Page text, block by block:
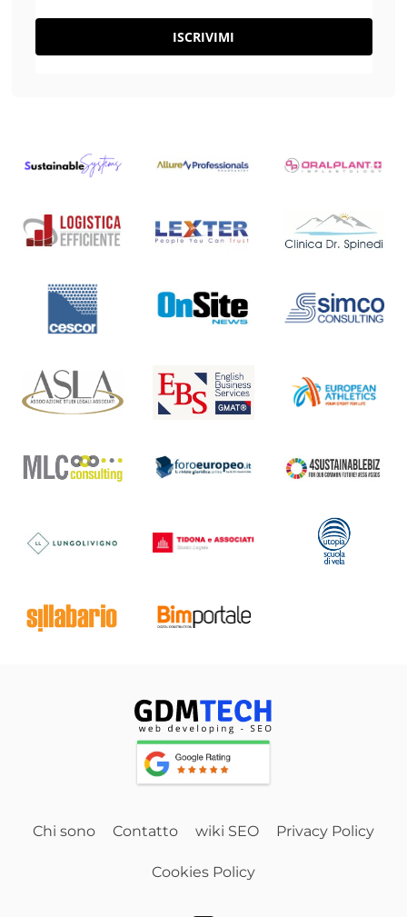
ISCRIVIMI
Chi sono Contatto wiki SEO Privacy Policy
Cookies Policy